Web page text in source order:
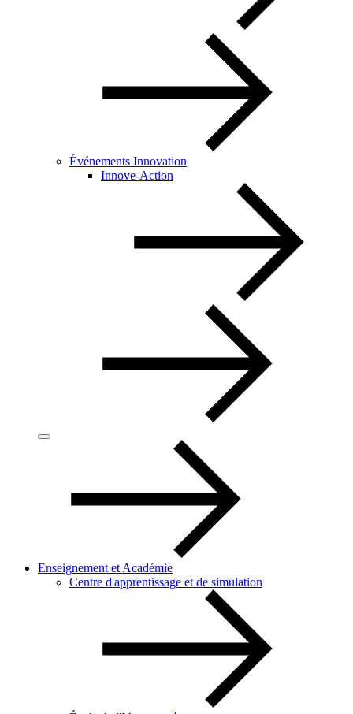
Événements Innovation
Innove-Action
Enseignement et Académie
Centre d'apprentissage et de simulation